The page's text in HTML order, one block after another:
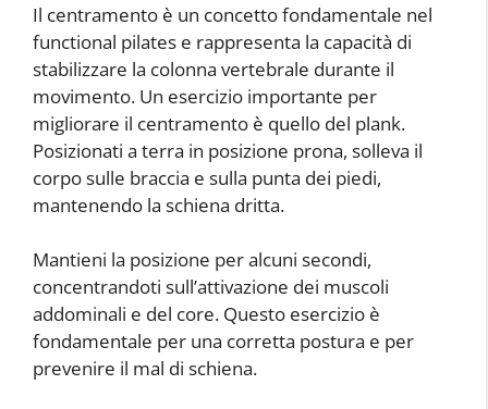
Il centramento è un concetto fondamentale nel
functional pilates e rappresenta la capacità di
stabilizzare la colonna vertebrale durante il
movimento. Un esercizio importante per
migliorare il centramento è quello del plank.
Posizionati a terra in posizione prona, solleva il
corpo sulle braccia e sulla punta dei piedi,
mantenendo la schiena dritta.
Mantieni la posizione per alcuni secondi,
concentrandoti sull’attivazione dei muscoli
addominali e del core. Questo esercizio è
fondamentale per una corretta postura e per
prevenire il mal di schiena.